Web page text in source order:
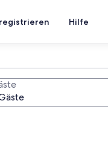
Hilfe